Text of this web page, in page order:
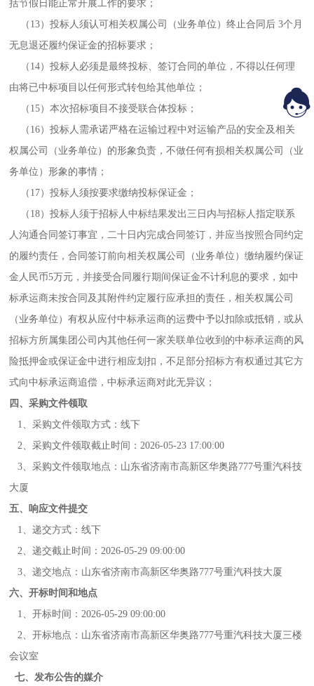
括节假日能正常开展工作的要求；
（13）投标人须认可相关权属公司（业务单位）终止合同后 3个月
无息退还履约保证金的招标要求；
（14）投标人必须是最终投标、签订合同的单位，不得以任何理
由将已中标项目以任何形式转包给其他单位；
（15）本次招标项目不接受联合体投标；
（16）投标人需承诺严格在运输过程中对运输产品的安全及相关
权属公司（业务单位）的形象负责，不做任何有损相关权属公司（业
务单位）形象的事情；
（17）投标人须按要求缴纳投标保证金；
（18）投标人须于招标人中标结果发出三日内与招标人指定联系
人沟通合同签订事宜，二十日内完成合同签订，并应当按照合同约定
的履约责任，合同签订前向相关权属公司（业务单位）缴纳履约保证
金人民币5万元，并接受合同履行期间保证金不计利息的要求，如中
标承运商未按合同及其附件约定履行应承担的责任，相关权属公司
（业务单位）有权从应付中标承运商的运费中予以扣除或抵销，或从
招标方所属集团公司内其他任何一家关联单位收到的中标承运商的风
险抵押金或保证金中进行相应划扣，不足部分招标方有权通过其它方
式向中标承运商追偿，中标承运商对此无异议；
四、采购文件领取
1、采购文件领取方式：线下
2、采购文件领取截止时间：2026-05-23 17:00:00
3、采购文件领取地点：山东省济南市高新区华奥路777号重汽科技
大厦
五、响应文件提交
1、递交方式：线下
2、递交截止时间：2026-05-29 09:00:00
3、递交地点：山东省济南市高新区华奥路777号重汽科技大厦
六、开标时间和地点
1、开标时间：2026-05-29 09:00:00
2、开标地点：山东省济南市高新区华奥路777号重汽科技大厦三楼
会议室
七、发布公告的媒介